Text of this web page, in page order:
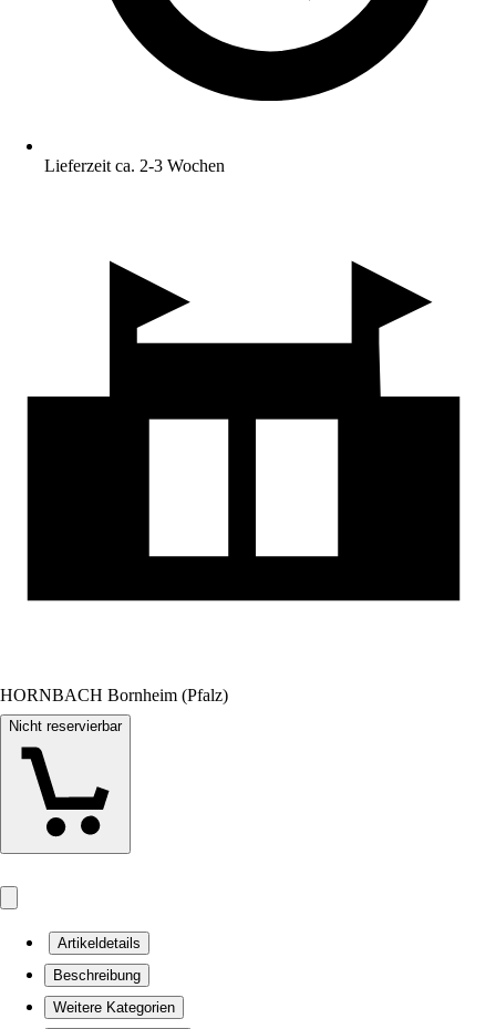
Lieferzeit ca. 2-3 Wochen
HORNBACH Bornheim (Pfalz)
Nicht reservierbar
Artikeldetails
Beschreibung
Weitere Kategorien